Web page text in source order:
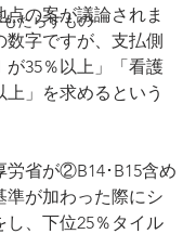
たらすもの
の案が議論されま
数字ですが、支払側
35％以上」「看護
」を求めるという
省が②B14･B15含め
準が加わった際にシ
し、下位25％タイル